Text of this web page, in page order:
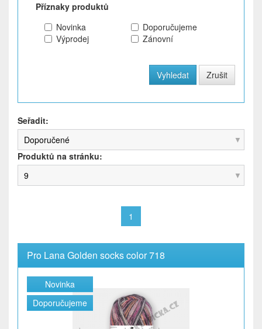
Příznaky produktů
Novinka
Doporučujeme
Výprodej
Zánovní
Seřadit:
Doporučené
Produktů na stránku:
9
1
Pro Lana Golden socks color 718
Novinka
Doporučujeme